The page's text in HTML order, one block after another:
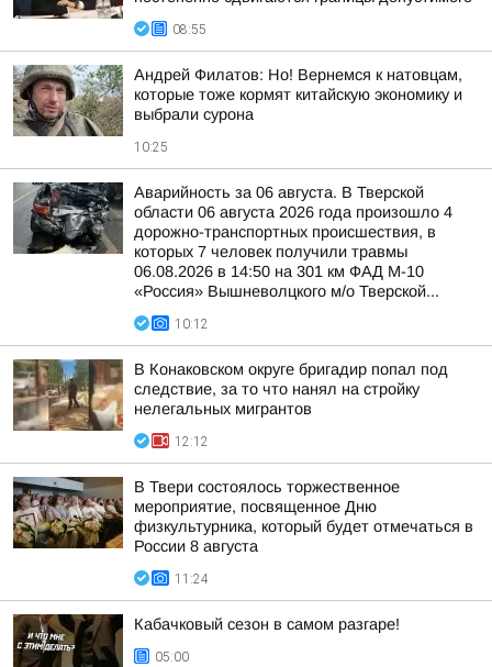
08:55
Андрей Филатов: Но! Вернемся к натовцам,
которые тоже кормят китайскую экономику и
выбрали сурона
10:25
Аварийность за 06 августа. В Тверской
области 06 августа 2026 года произошло 4
дорожно-транспортных происшествия, в
которых 7 человек получили травмы
06.08.2026 в 14:50 на 301 км ФАД М-10
«Россия» Вышневолцкого м/о Тверской...
10:12
В Конаковском округе бригадир попал под
следствие, за то что нанял на стройку
нелегальных мигрантов
12:12
В Твери состоялось торжественное
мероприятие, посвященное Дню
физкультурника, который будет отмечаться в
России 8 августа
11:24
Кабачковый сезон в самом разгаре!
05:00